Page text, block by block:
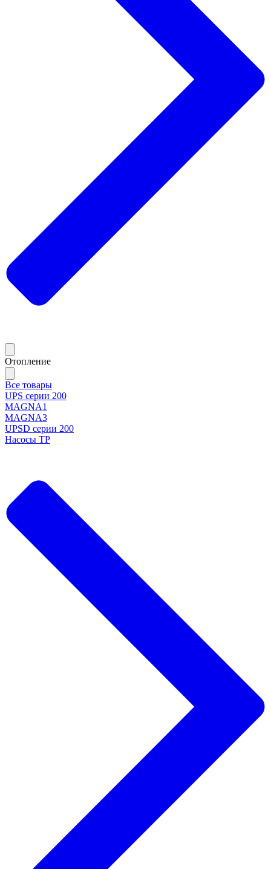
Отопление
Все товары
UPS серии 200
MAGNA1
MAGNA3
UPSD серии 200
Насосы TP